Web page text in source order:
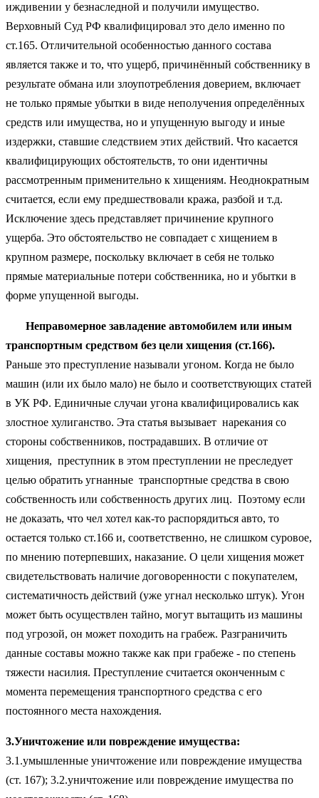
иждивении у безнаследной и получили имущество.
Верховный Суд РФ квалифицировал это дело именно по
ст.165. Отличительной особенностью данного состава
является также и то, что ущерб, причинённый собственнику в
результате обмана или злоупотребления доверием, включает
не только прямые убытки в виде неполучения определённых
средств или имущества, но и упущенную выгоду и иные
издержки, ставшие следствием этих действий. Что касается
квалифицирующих обстоятельств, то они идентичны
рассмотренным применительно к хищениям. Неоднократным
считается, если ему предшествовали кража, разбой и т.д.
Исключение здесь представляет причинение крупного
ущерба. Это обстоятельство не совпадает с хищением в
крупном размере, поскольку включает в себя не только
прямые материальные потери собственника, но и убытки в
форме упущенной выгоды.
Неправомерное завладение автомобилем или иным
транспортным средством без цели хищения (ст.166).
Раньше это преступление называли угоном. Когда не было
машин (или их было мало) не было и соответствующих статей
в УК РФ. Единичные случаи угона квалифицировались как
злостное хулиганство. Эта статья вызывает нарекания со
стороны собственников, пострадавших. В отличие от
хищения, преступник в этом преступлении не преследует
целью обратить угнанные транспортные средства в свою
собственность или собственность других лиц. Поэтому если
не доказать, что чел хотел как-то распорядиться авто, то
остается только ст.166 и, соответственно, не слишком суровое,
по мнению потерпевших, наказание. О цели хищения может
свидетельствовать наличие договоренности с покупателем,
систематичность действий (уже угнал несколько штук). Угон
может быть осуществлен тайно, могут вытащить из машины
под угрозой, он может походить на грабеж. Разграничить
данные составы можно также как при грабеже - по степень
тяжести насилия. Преступление считается оконченным с
момента перемещения транспортного средства с его
постоянного места нахождения.
3.Уничтожение или повреждение имущества:
3.1.умышленные уничтожение или повреждение имущества
(ст. 167); 3.2.уничтожение или повреждение имущества по